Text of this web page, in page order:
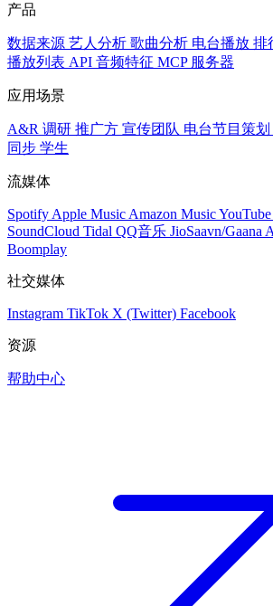
产品
数据来源 艺人分析 歌曲分析 电台播放 排
播放列表 API 音频特征 MCP 服务器
应用场景
A&R 调研 推广方 宣传团队 电台节目策划
同步 学生
流媒体
Spotify Apple Music Amazon MusicYouTube
SoundCloud Tidal QQ音乐 JioSaavn/Gaana
Boomplay
社交媒体
Instagram TikTok X (Twitter) Facebook
资源
帮助中心